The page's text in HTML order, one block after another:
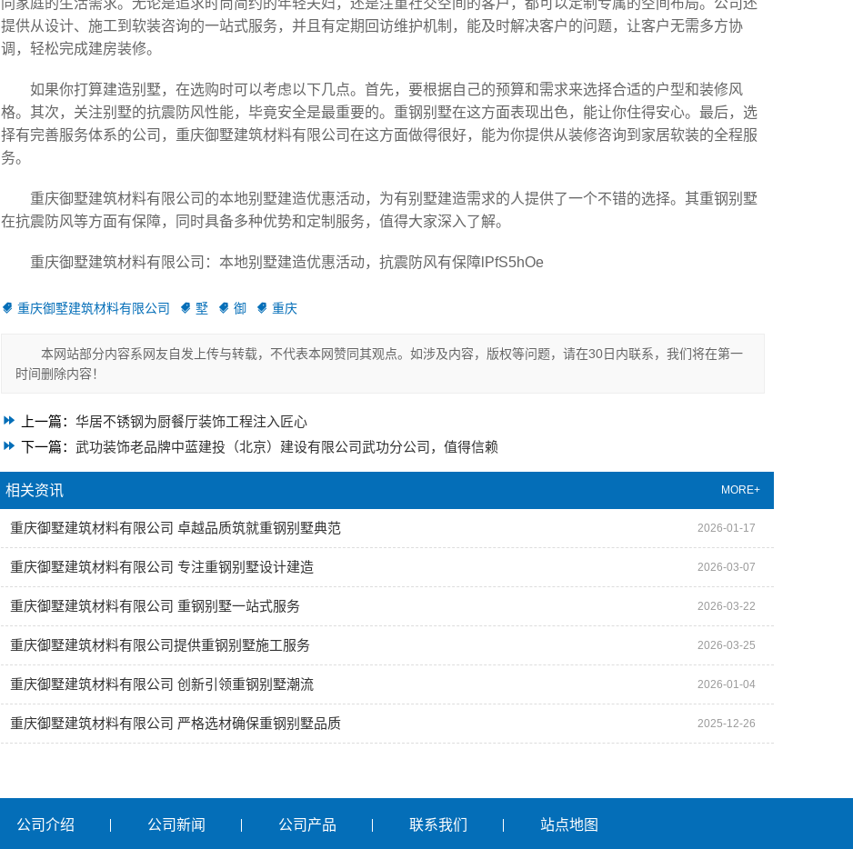
同家庭的生活需求。无论是追求时尚简约的年轻夫妇，还是注重社交空间的客户，都可以定制专属的空间布局。公司还
提供从设计、施工到软装咨询的一站式服务，并且有定期回访维护机制，能及时解决客户的问题，让客户无需多方协
调，轻松完成建房装修。
如果你打算建造别墅，在选购时可以考虑以下几点。首先，要根据自己的预算和需求来选择合适的户型和装修风
格。其次，关注别墅的抗震防风性能，毕竟安全是最重要的。重钢别墅在这方面表现出色，能让你住得安心。最后，选
择有完善服务体系的公司，重庆御墅建筑材料有限公司在这方面做得很好，能为你提供从装修咨询到家居软装的全程服
务。
重庆御墅建筑材料有限公司的本地别墅建造优惠活动，为有别墅建造需求的人提供了一个不错的选择。其重钢别墅
在抗震防风等方面有保障，同时具备多种优势和定制服务，值得大家深入了解。
重庆御墅建筑材料有限公司：本地别墅建造优惠活动，抗震防风有保障lPfS5hOe
重庆御墅建筑材料有限公司 墅 御 重庆
本网站部分内容系网友自发上传与转载，不代表本网赞同其观点。如涉及内容，版权等问题，请在30日内联系，我们将在第一
时间删除内容！
上一篇： 华居不锈钢为厨餐厅装饰工程注入匠心
下一篇： 武功装饰老品牌中蓝建投（北京）建设有限公司武功分公司，值得信赖
相关资讯 MORE+
重庆御墅建筑材料有限公司 卓越品质筑就重钢别墅典范 2026-01-17
重庆御墅建筑材料有限公司 专注重钢别墅设计建造 2026-03-07
重庆御墅建筑材料有限公司 重钢别墅一站式服务 2026-03-22
重庆御墅建筑材料有限公司提供重钢别墅施工服务 2026-03-25
重庆御墅建筑材料有限公司 创新引领重钢别墅潮流 2026-01-04
重庆御墅建筑材料有限公司 严格选材确保重钢别墅品质 2025-12-26
公司介绍 公司新闻 公司产品 联系我们 站点地图